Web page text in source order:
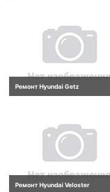
Ремонт Hyundai Getz
Ремонт Hyundai Veloster